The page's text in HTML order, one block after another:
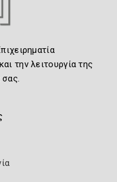
την λειτουργία της
σας.